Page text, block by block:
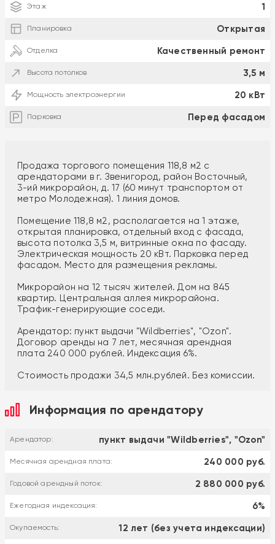
Этаж 1
Планировка Открытая
Отделка Качественный ремонт
Высота потолков 3,5 м
Мощность электроэнергии 20 кВт
Парковка Перед фасадом
Продажа торгового помещения 118,8 м2 с
арендаторами в г. Звенигород, район Восточный,
3-ий микрорайон, д. 17 (60 минут транспортом от
метро Молодежная). 1 линия домов.
Помещение 118,8 м2, располагается на 1 этаже,
открытая планировка, отдельный вход с фасада,
высота потолка 3,5 м, витринные окна по фасаду.
Электрическая мощность 20 кВт. Парковка перед
фасадом. Место для размещения рекламы.
Микрорайон на 12 тысяч жителей. Дом на 845
квартир. Центральная аллея микрорайона.
Трафик-генерирующие соседи.
Арендатор: пункт выдачи "Wildberries", "Ozon".
Договор аренды на 7 лет, месячная арендная
плата 240 000 рублей. Индексация 6%.
Стоимость продажи 34,5 млн.рублей. Без комиссии.
Информация по арендатору
Арендатор: пункт выдачи "Wildberries", "Ozon"
Месячная арендная плата: 240 000 руб.
Годовой арендный поток: 2 880 000 руб.
Ежегодная индексация: 6%
Окупаемость: 12 лет (без учета индексации)